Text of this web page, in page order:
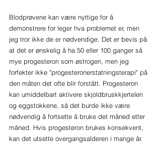
Blodprøvene kan være nyttige for å
demonstrere for leger hva problemet er, men
jeg tror ikke de er nødvendige. Det er bevis på
at det er ønskelig å ha 50 eller 100 ganger så
mye progesteron som østrogen, men jeg
forfekter ikke "progesteronerstatningsterapi" på
den måten det ofte blir forstått. Progesteron
kan umiddelbart aktivere skjoldbruskkjertelen
og eggstokkene, så det burde ikke være
nødvendig å fortsette å bruke det måned etter
måned. Hvis progesteron brukes konsekvent,
kan det utsette overgangsalderen i mange år.